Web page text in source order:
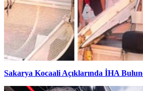
Sakarya Kocaali Açıklarında İHA